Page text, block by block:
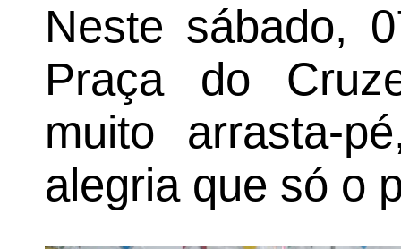
Neste sábado,
Praça do
muito arrasta-
alegria que só o